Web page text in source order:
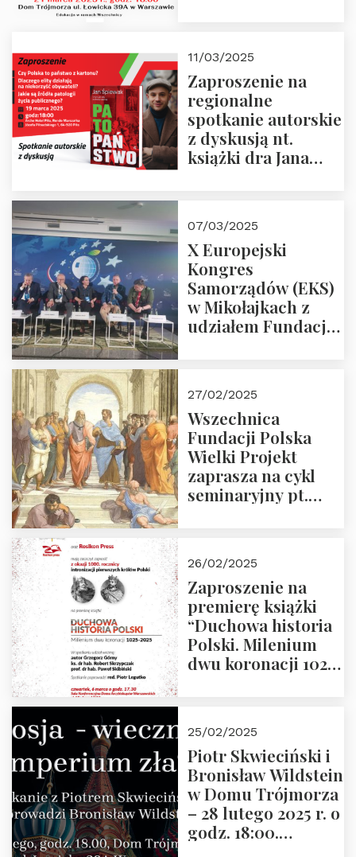
i prof.
Krasnodębski
11/03/2025
Zaproszenie na
regionalne
spotkanie autorskie
z dyskusją nt.
książki dra Jana
07/03/2025
X Europejski
Kongres
Samorządów (EKS)
w Mikołajkach z
udziałem Fundacji
27/02/2025
Wszechnica
Fundacji Polska
Wielki Projekt
zaprasza na cykl
seminaryjny pt.
26/02/2025
Zaproszenie na
premierę książki
“Duchowa historia
Polski. Milenium
dwu koronacji 1025-
2025 r. godz. 17:30,
DAW ul. Miodowa
17/19
25/02/2025
Piotr Skwieciński i
Bronisław Wildstein
w Domu Trójmorza
– 28 lutego 2025 r. o
godz. 18:00.